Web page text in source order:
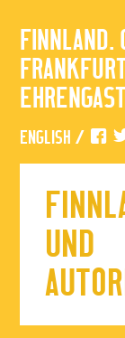
FINNLAND.
ENGLISH /
UND